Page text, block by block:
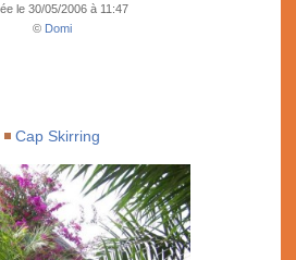
le 30/05/2006 à 11:47
© Domi
Cap Skirring